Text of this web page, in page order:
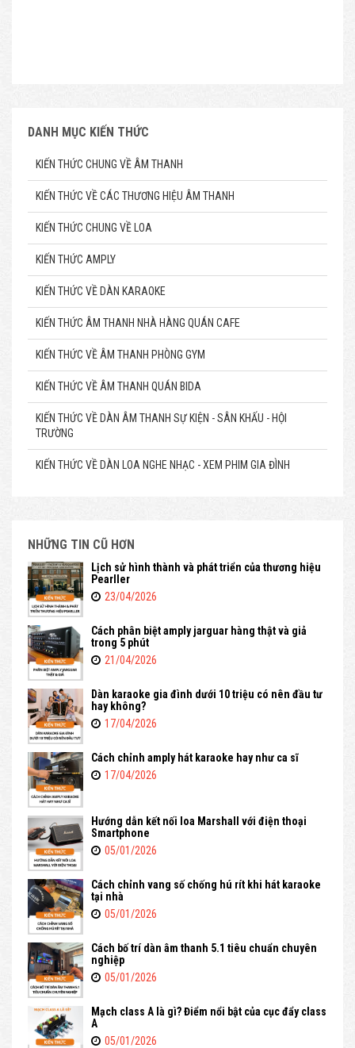
DANH MỤC KIẾN THỨC
KIẾN THỨC CHUNG VỀ ÂM THANH
KIẾN THỨC VỀ CÁC THƯƠNG HIỆU ÂM THANH
KIẾN THỨC CHUNG VỀ LOA
KIẾN THỨC AMPLY
KIẾN THỨC VỀ DÀN KARAOKE
KIẾN THỨC ÂM THANH NHÀ HÀNG QUÁN CAFE
KIẾN THỨC VỀ ÂM THANH PHÒNG GYM
KIẾN THỨC VỀ ÂM THANH QUÁN BIDA
KIẾN THỨC VỀ DÀN ÂM THANH SỰ KIỆN - SÂN KHẤU - HỘI
TRƯỜNG
KIẾN THỨC VỀ DÀN LOA NGHE NHẠC - XEM PHIM GIA ĐÌNH
NHỮNG TIN CŨ HƠN
Lịch sử hình thành và phát triển của thương hiệu
Pearller
23/04/2026
Cách phân biệt amply jarguar hàng thật và giả
trong 5 phút
21/04/2026
Dàn karaoke gia đình dưới 10 triệu có nên đầu tư
hay không?
17/04/2026
Cách chỉnh amply hát karaoke hay như ca sĩ
17/04/2026
Hướng dẫn kết nối loa Marshall với điện thoại
Smartphone
05/01/2026
Cách chỉnh vang số chống hú rít khi hát karaoke
tại nhà
05/01/2026
Cách bố trí dàn âm thanh 5.1 tiêu chuẩn chuyên
nghiệp
05/01/2026
Mạch class A là gì? Điểm nổi bật của cục đẩy class
A
05/01/2026